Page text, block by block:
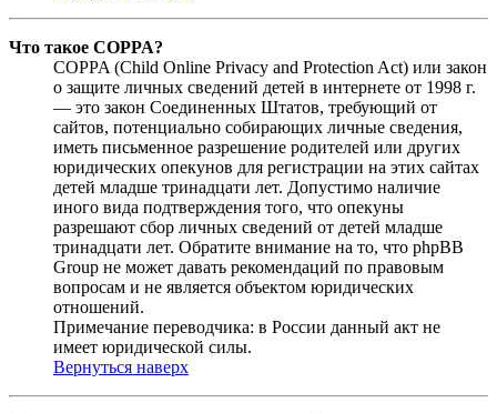
Что такое COPPA?
COPPA (Child Online Privacy and Protection Act) или закон
о защите личных сведений детей в интернете от 1998 г.
— это закон Соединенных Штатов, требующий от
сайтов, потенциально собирающих личные сведения,
иметь письменное разрешение родителей или других
юридических опекунов для регистрации на этих сайтах
детей младше тринадцати лет. Допустимо наличие
иного вида подтверждения того, что опекуны
разрешают сбор личных сведений от детей младше
тринадцати лет. Обратите внимание на то, что phpBB
Group не может давать рекомендаций по правовым
вопросам и не является объектом юридических
отношений.
Примечание переводчика: в России данный акт не
имеет юридической силы.
Вернуться наверх